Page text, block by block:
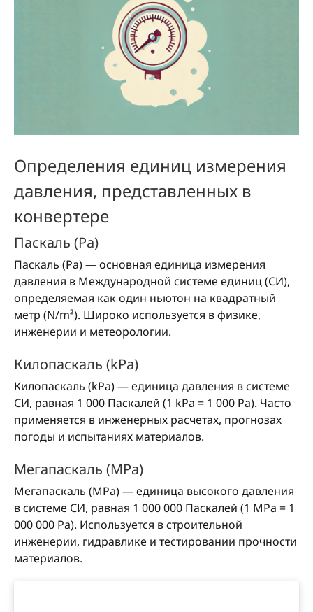
Определения единиц измерения
давления, представленных в
конвертере
Паскаль (Pa)
Паскаль (Pa) — основная единица измерения
давления в Международной системе единиц (СИ),
определяемая как один ньютон на квадратный
метр (N/m²). Широко используется в физике,
инженерии и метеорологии.
Килопаскаль (kPa)
Килопаскаль (kPa) — единица давления в системе
СИ, равная 1 000 Паскалей (1 kPa = 1 000 Pa). Часто
применяется в инженерных расчетах, прогнозах
погоды и испытаниях материалов.
Мегапаскаль (MPa)
Мегапаскаль (MPa) — единица высокого давления
в системе СИ, равная 1 000 000 Паскалей (1 MPa = 1
000 000 Pa). Используется в строительной
инженерии, гидравлике и тестировании прочности
материалов.